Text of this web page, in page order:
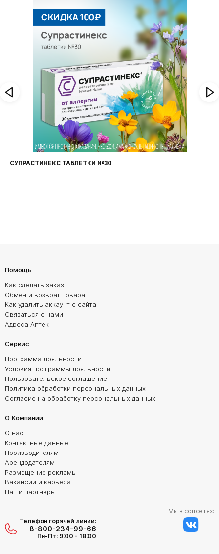
СУПРАСТИНЕКС ТАБЛЕТКИ №30
Помощь
Как сделать заказ
Обмен и возврат товара
Как удалить аккаунт с сайта
Связаться с нами
Адреса Аптек
Сервис
Программа лояльности
Условия программы лояльности
Пользовательское соглашение
Политика обработки персональных данных
Согласие на обработку персональных данных
О Компании
О нас
Контактные данные
Производителям
Арендодателям
Размещение рекламы
Вакансии и карьера
Наши партнеры
Телефон горячей линии:
8-800-234-99-66
Пн-Пт: 9:00 - 18:00
Мы в соцсетях: